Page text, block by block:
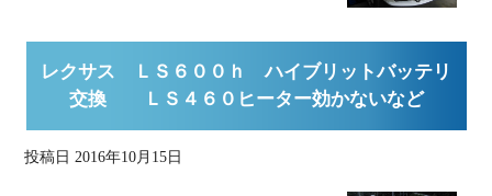
レクサス ＬＳ６００ｈ ハイブリットバッテリ
交換 ＬＳ４６０ヒーター効かないなど
投稿日 2016年10月15日